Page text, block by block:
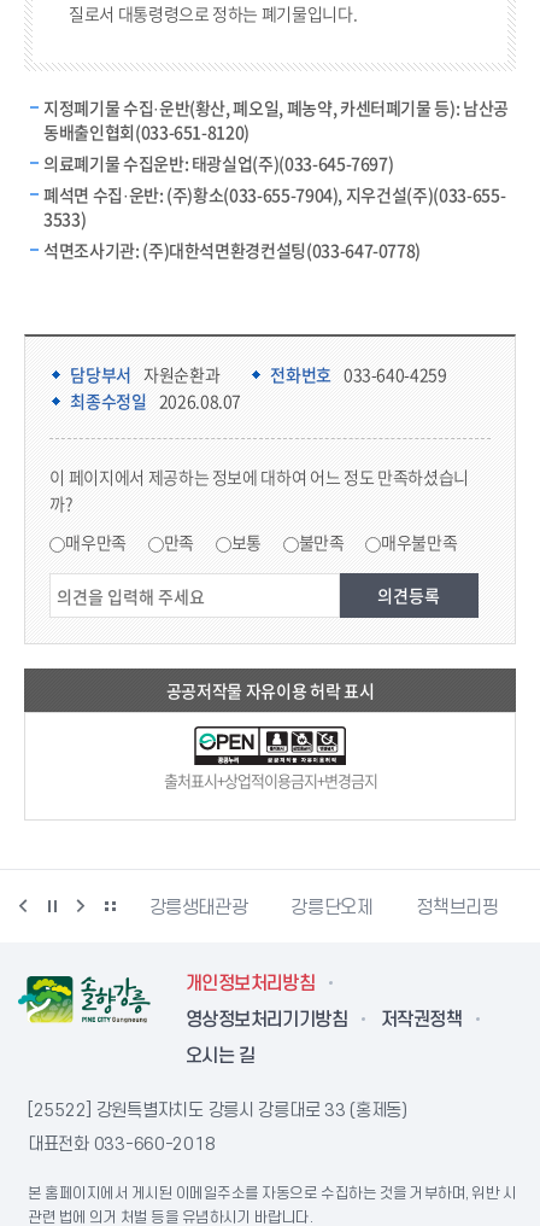
질로서 대통령령으로 정하는 폐기물입니다.
지정폐기물 수집·운반(황산, 폐오일, 폐농약, 카센터폐기물 등): 남산공
동배출인협회(033-651-8120)
의료폐기물 수집운반: 태광실업(주)(033-645-7697)
폐석면 수집·운반: (주)황소(033-655-7904), 지우건설(주)(033-655-
3533)
석면조사기관: (주)대한석면환경컨설팅(033-647-0778)
담당부서 정보 & 컨텐츠 만족도 조사 & 공공저작물 자유이용 허락 표시
담당부서 자원순환과 전화번호 033-640-4259
최종수정일 2026.08.07
이 페이지에서 제공하는 정보에 대하여 어느 정도 만족하셨습니
까?
매우만족 만족 보통 불만족 매우불만족
공공저작물 자유이용 허락 표시
출처표시+상업적이용금지+변경금지
물사랑센터 강릉생태관광 강릉단오제 정책브리핑
개인정보처리방침
영상정보처리기기방침
저작권정책
오시는 길
[25522] 강원특별자치도 강릉시 강릉대로 33 (홍제동)
대표전화 033-660-2018
본 홈페이지에서 게시된 이메일주소를 자동으로 수집하는 것을 거부하며, 위반 시
관련 법에 의거 처벌 등을 유념하시기 바랍니다.